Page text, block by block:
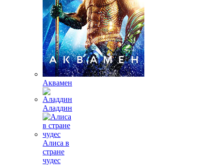
Аквамен
Аладдин
Алиса в
стране
чудес